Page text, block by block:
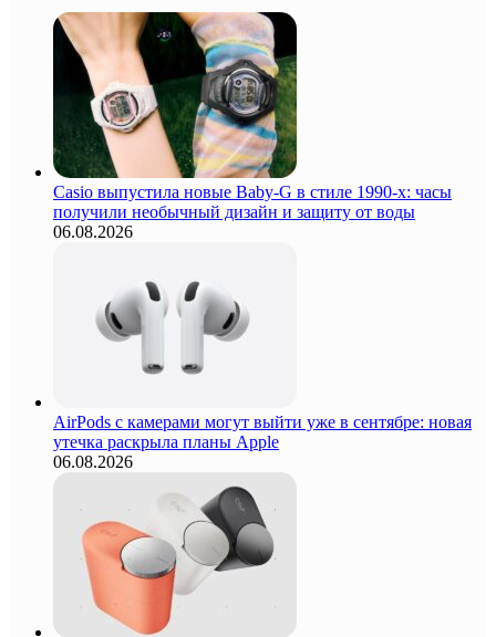
Casio выпустила новые Baby-G в стиле 1990-х: часы
получили необычный дизайн и защиту от воды
06.08.2026
AirPods с камерами могут выйти уже в сентябре: новая
утечка раскрыла планы Apple
06.08.2026